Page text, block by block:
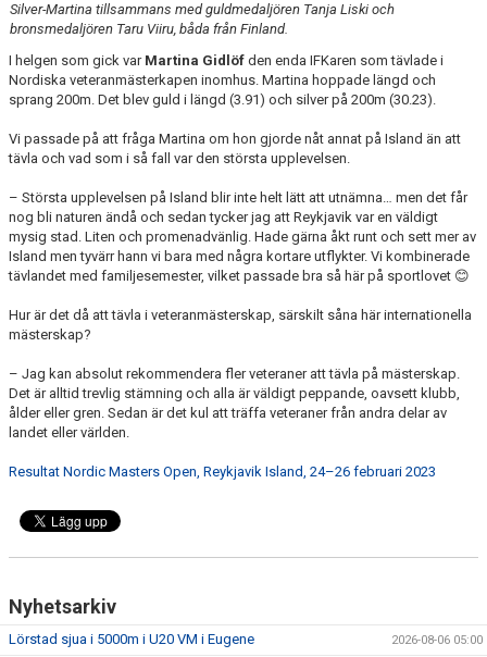
Silver-Martina tillsammans med guldmedaljören Tanja Liski och
bronsmedaljören Taru Viiru, båda från Finland.
I helgen som gick var Martina Gidlöf den enda IFKaren som tävlade i
Nordiska veteranmästerkapen inomhus. Martina hoppade längd och
sprang 200m. Det blev guld i längd (3.91) och silver på 200m (30.23).
Vi passade på att fråga Martina om hon gjorde nåt annat på Island än att
tävla och vad som i så fall var den största upplevelsen.
– Största upplevelsen på Island blir inte helt lätt att utnämna… men det får
nog bli naturen ändå och sedan tycker jag att Reykjavik var en väldigt
mysig stad. Liten och promenadvänlig. Hade gärna åkt runt och sett mer av
Island men tyvärr hann vi bara med några kortare utflykter. Vi kombinerade
tävlandet med familjesemester, vilket passade bra så här på sportlovet 😊
Hur är det då att tävla i veteranmästerskap, särskilt såna här internationella
mästerskap?
– Jag kan absolut rekommendera fler veteraner att tävla på mästerskap.
Det är alltid trevlig stämning och alla är väldigt peppande, oavsett klubb,
ålder eller gren. Sedan är det kul att träffa veteraner från andra delar av
landet eller världen.
Resultat Nordic Masters Open, Reykjavik Island, 24–26 februari 2023
Nyhetsarkiv
Lörstad sjua i 5000m i U20 VM i Eugene 2026-08-06 05:00